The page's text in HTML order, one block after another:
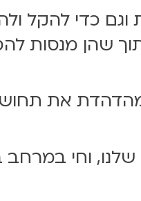
וגם כדי להקל
שהן מנסות
חדש וממשי, ומהדהדת
וחי במרחב